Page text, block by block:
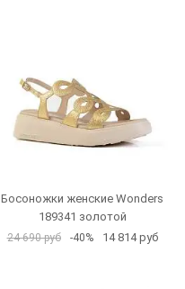
Босоножки женские Wonders
189341 золотой
24 690 руб -40% 14 814 руб